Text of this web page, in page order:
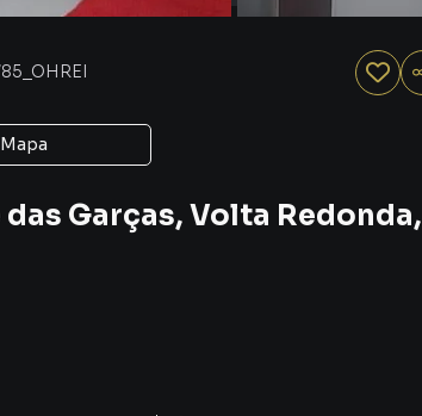
Mapa
Garças, Volta Redonda,